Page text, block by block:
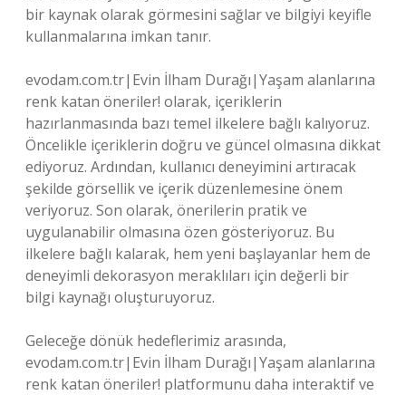
bir kaynak olarak görmesini sağlar ve bilgiyi keyifle
kullanmalarına imkan tanır.
evodam.com.tr|Evin İlham Durağı|Yaşam alanlarına
renk katan öneriler! olarak, içeriklerin
hazırlanmasında bazı temel ilkelere bağlı kalıyoruz.
Öncelikle içeriklerin doğru ve güncel olmasına dikkat
ediyoruz. Ardından, kullanıcı deneyimini artıracak
şekilde görsellik ve içerik düzenlemesine önem
veriyoruz. Son olarak, önerilerin pratik ve
uygulanabilir olmasına özen gösteriyoruz. Bu
ilkelere bağlı kalarak, hem yeni başlayanlar hem de
deneyimli dekorasyon meraklıları için değerli bir
bilgi kaynağı oluşturuyoruz.
Geleceğe dönük hedeflerimiz arasında,
evodam.com.tr|Evin İlham Durağı|Yaşam alanlarına
renk katan öneriler! platformunu daha interaktif ve